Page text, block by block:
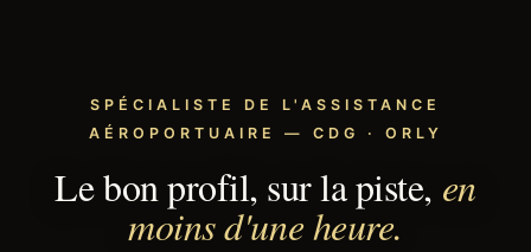
SPÉCIALISTE DE L'ASSISTANCE
AÉROPORTUAIRE — CDG · ORLY
Le bon profil, sur la piste, en
moins d'une heure.